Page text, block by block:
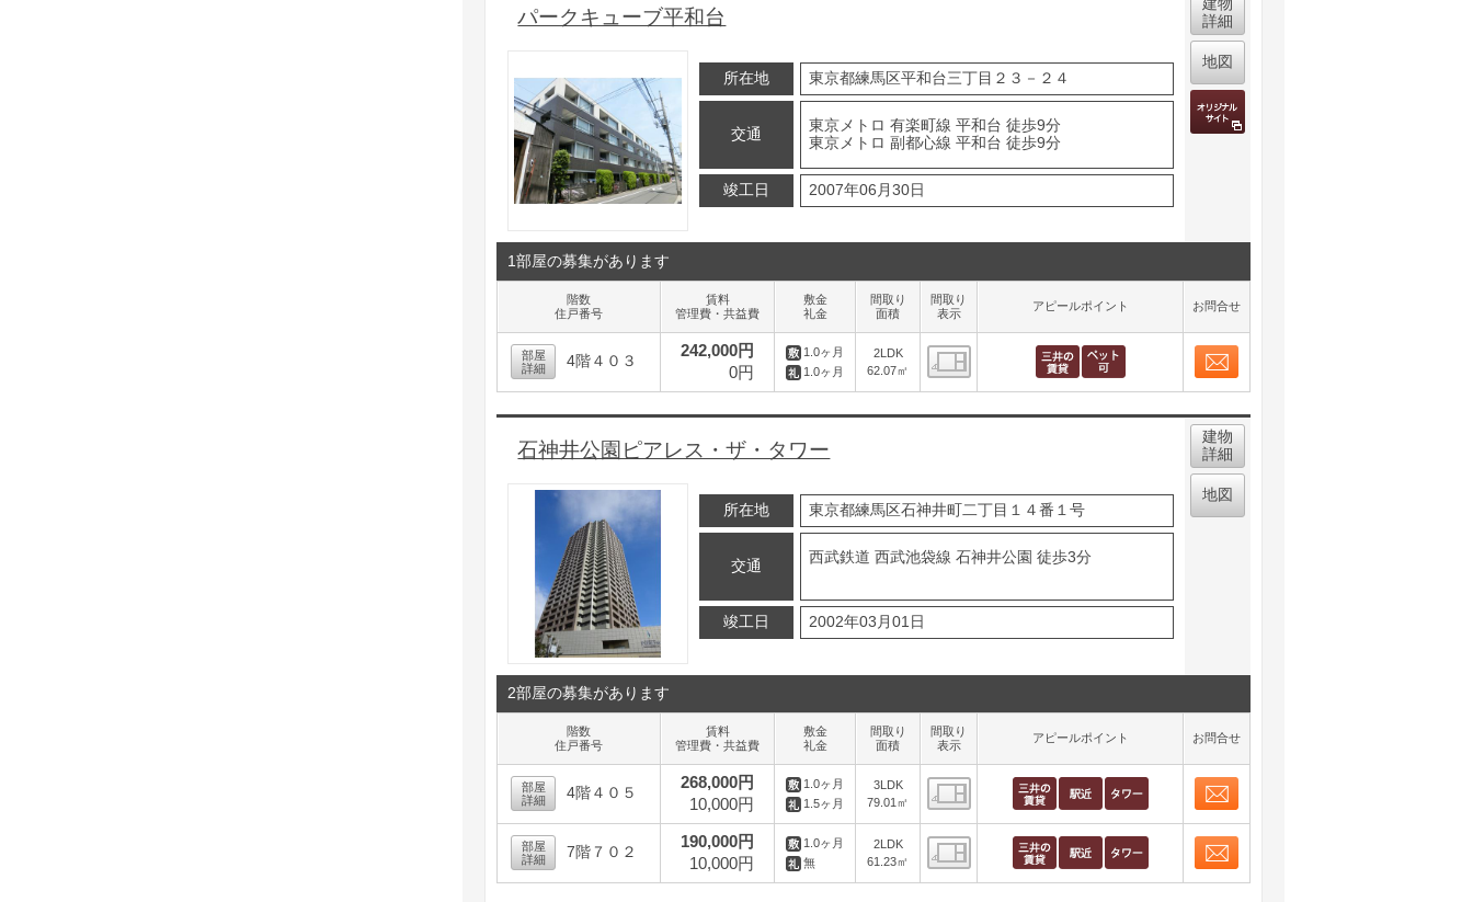
パークキューブ平和台
所在地 東京都練馬区平和台三丁目２３－２４
交通
東京メトロ 有楽町線 平和台 徒歩9分
東京メトロ 副都心線 平和台 徒歩9分
竣工日 2007年06月30日
建物
詳細
地図
1部屋の募集があります
階数
住戸番号
賃料
管理費・共益費
敷金
礼金
間取り
面積
間取り
表示
アピールポイント お問合せ
部屋
詳細
4階４０３
242,000円
0円
1.0ヶ月
1.0ヶ月
2LDK
62.07㎡
間取り表示
石神井公園ピアレス・ザ・タワー
所在地 東京都練馬区石神井町二丁目１４番１号
交通
西武鉄道 西武池袋線 石神井公園 徒歩3分
竣工日 2002年03月01日
建物
詳細
地図
2部屋の募集があります
階数
住戸番号
賃料
管理費・共益費
敷金
礼金
間取り
面積
間取り
表示
アピールポイント お問合せ
部屋
詳細
4階４０５
268,000円
10,000円
1.0ヶ月
1.5ヶ月
3LDK
79.01㎡
間取り表示
部屋
詳細
7階７０２
190,000円
10,000円
1.0ヶ月
無
2LDK
61.23㎡
間取り表示